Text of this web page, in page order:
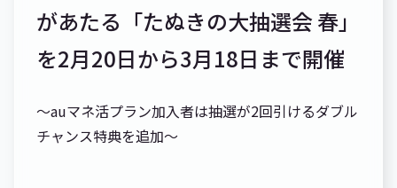
があたる「たぬきの大抽選会 春」
を2月20日から3月18日まで開催
～auマネ活プラン加入者は抽選が2回引けるダブル
チャンス特典を追加～